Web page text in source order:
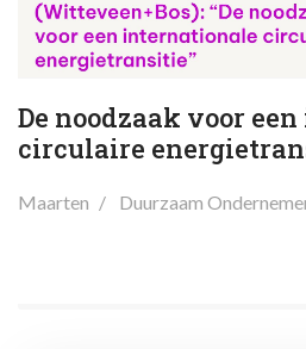
De noodzaak voor
circulaire
Maarten Duurzaam